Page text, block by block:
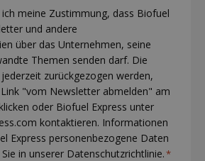
meine Zustimmung, dass Biofuel
und andere
über das Unternehmen, seine
Themen senden darf. Die
zurückgezogen werden,
"vom Newsletter abmelden" am
oder Biofuel Express unter
kontaktieren. Informationen
Express personenbezogene Daten
in unserer Datenschutzrichtlinie.*